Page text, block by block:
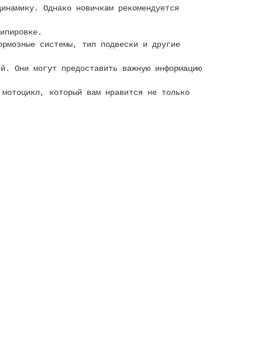
Однако новичкам рекомендуется
системы, тип подвески и другие
Они могут предоставить важную информацию
который вам нравится не только